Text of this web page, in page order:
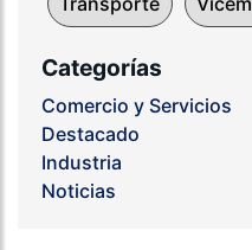
Categorías
Comercio y Servicios
Destacado
Industria
Noticias